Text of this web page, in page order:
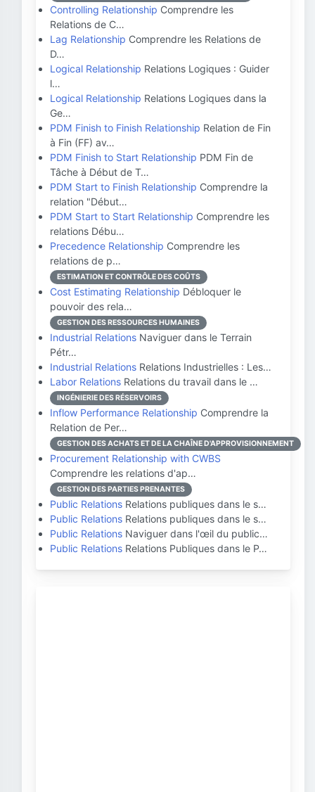
Controlling Relationship Comprendre les
Relations de C…
Lag Relationship Comprendre les Relations de
D…
Logical Relationship Relations Logiques : Guider
l…
Logical Relationship Relations Logiques dans la
Ge…
PDM Finish to Finish Relationship Relation de Fin
à Fin (FF) av…
PDM Finish to Start Relationship PDM Fin de
Tâche à Début de T…
PDM Start to Finish Relationship Comprendre la
relation "Début…
PDM Start to Start Relationship Comprendre les
relations Débu…
Precedence Relationship Comprendre les
relations de p…
ESTIMATION ET CONTRÔLE DES COÛTS
Cost Estimating Relationship Débloquer le
pouvoir des rela…
GESTION DES RESSOURCES HUMAINES
Industrial Relations Naviguer dans le Terrain
Pétr…
Industrial Relations Relations Industrielles : Les…
Labor Relations Relations du travail dans le …
INGÉNIERIE DES RÉSERVOIRS
Inflow Performance Relationship Comprendre la
Relation de Per…
GESTION DES ACHATS ET DE LA CHAÎNE D'APPROVISIONNEMENT
Procurement Relationship with CWBS
Comprendre les relations d'ap…
GESTION DES PARTIES PRENANTES
Public Relations Relations publiques dans le s…
Public Relations Relations publiques dans le s…
Public Relations Naviguer dans l'œil du public…
Public Relations Relations Publiques dans le P…